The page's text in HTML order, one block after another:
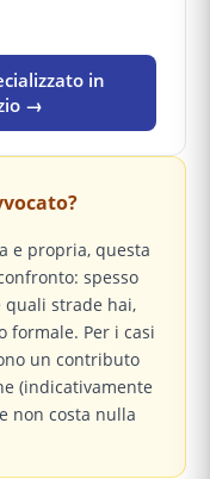
in
→
e propria, questa
spesso
quali strade hai,
formale. Per i casi
un contributo
(indicativamente
non costa nulla